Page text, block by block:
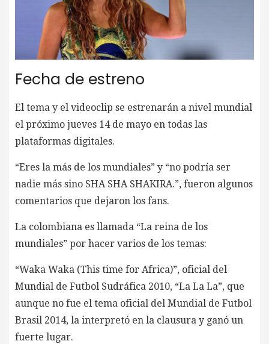
Fecha de estreno
El tema y el videoclip se estrenarán a nivel mundial
el próximo jueves 14 de mayo en todas las
plataformas digitales.
“Eres la más de los mundiales” y “no podría ser
nadie más sino SHA SHA SHAKIRA.”, fueron algunos
comentarios que dejaron los fans.
La colombiana es llamada “La reina de los
mundiales” por hacer varios de los temas:
“Waka Waka (This time for Africa)”, oficial del
Mundial de Futbol Sudráfica 2010, “La La La”, que
aunque no fue el tema oficial del Mundial de Futbol
Brasil 2014, la interpretó en la clausura y ganó un
fuerte lugar.